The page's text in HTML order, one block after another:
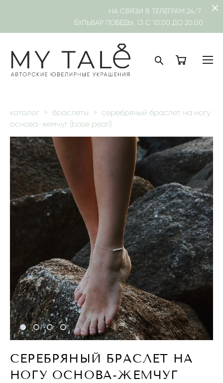
НА СВЯЗИ В ТЕЛЕГРАМ 24/7
БУЛЬВАР ПОБЕДЫ, 13 С 10.00 ДО 20.00
каталог > браслеты > серебряный браслет на ногу
основа-жемчуг (base pearl)
СЕРЕБРЯНЫЙ БРАСЛЕТ НА
НОГУ ОСНОВА-ЖЕМЧУГ